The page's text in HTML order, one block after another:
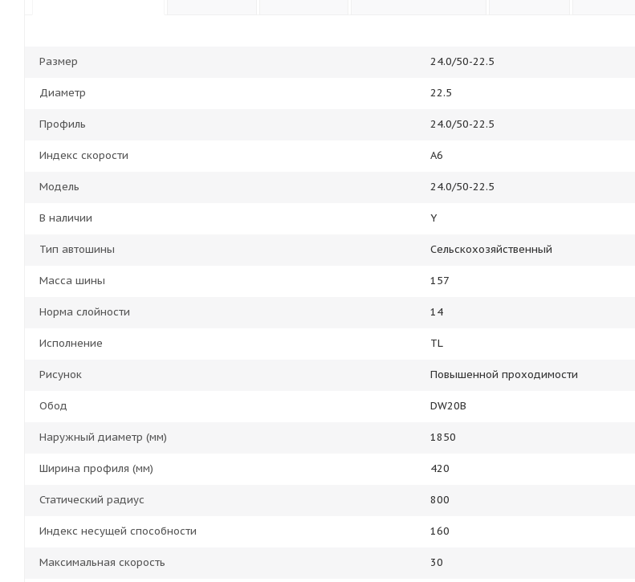
Размер 24.0/50-22.5
Диаметр 22.5
Профиль 24.0/50-22.5
Индекс скорости А6
Модель 24.0/50-22.5
В наличии Y
Тип автошины Сельскохозяйственный
Масса шины 157
Норма слойности 14
Исполнение TL
Рисунок Повышенной проходимости
Обод DW20B
Наружный диаметр (мм) 1850
Ширина профиля (мм) 420
Статический радиус 800
Индекс несущей способности 160
Максимальная скорость 30